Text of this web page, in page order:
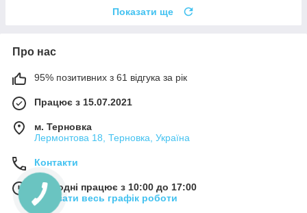
Показати ще
Про нас
95% позитивних з 61 відгука за рік
Працює з 15.07.2021
м. Терновка
Лермонтова 18, Терновка, Україна
Контакти
Сьогодні працює з 10:00 до 17:00
Показати весь графік роботи